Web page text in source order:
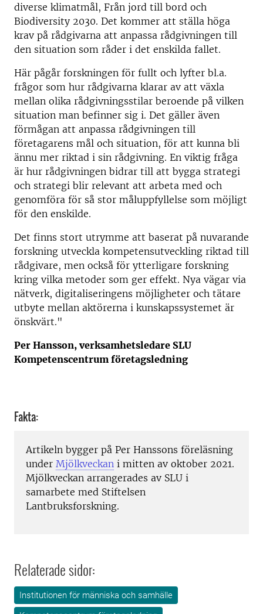
diverse klimatmål, Från jord till bord och
Biodiversity 2030. Det kommer att ställa höga
krav på rådgivarna att anpassa rådgivningen till
den situation som råder i det enskilda fallet.
Här pågår forskningen för fullt och lyfter bl.a.
frågor som hur rådgivarna klarar av att växla
mellan olika rådgivningsstilar beroende på vilken
situation man befinner sig i. Det gäller även
förmågan att anpassa rådgivningen till
företagarens mål och situation, för att kunna bli
ännu mer riktad i sin rådgivning. En viktig fråga
är hur rådgivningen bidrar till att bygga strategi
och strategi blir relevant att arbeta med och
genomföra för så stor måluppfyllelse som möjligt
för den enskilde.
Det finns stort utrymme att baserat på nuvarande
forskning utveckla kompetensutveckling riktad till
rådgivare, men också för ytterligare forskning
kring vilka metoder som ger effekt. Nya vägar via
nätverk, digitaliseringens möjligheter och tätare
utbyte mellan aktörerna i kunskapssystemet är
önskvärt."
Per Hansson, verksamhetsledare SLU
Kompetenscentrum företagsledning
Fakta:
Artikeln bygger på Per Hanssons föreläsning
under Mjölkveckan i mitten av oktober 2021.
Mjölkveckan arrangerades av SLU i
samarbete med Stiftelsen
Lantbruksforskning.
Relaterade sidor:
Institutionen för människa och samhälle